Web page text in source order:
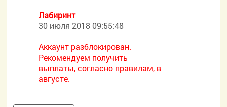
Лабиринт
30 июля 2018 09:55:48
Аккаунт разблокирован.
Рекомендуем получить
выплаты, согласно правилам, в
августе.